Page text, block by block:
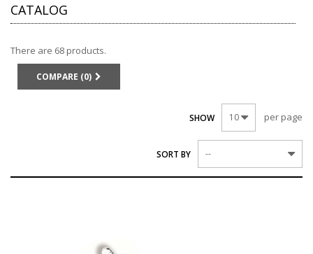
CATALOG
There are 68 products.
COMPARE (0)
SHOW 10 per page
SORT BY --